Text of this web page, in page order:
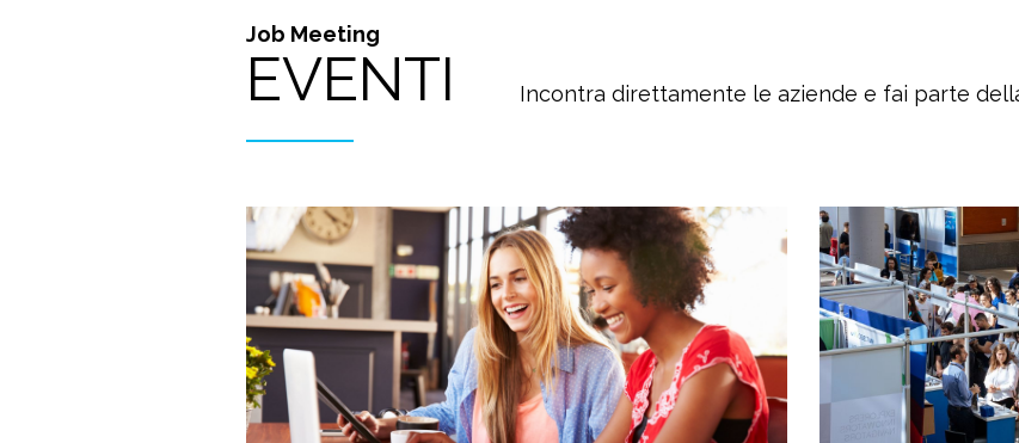
Job Meeting
EVENTI Incontra direttamente le aziende e fai parte